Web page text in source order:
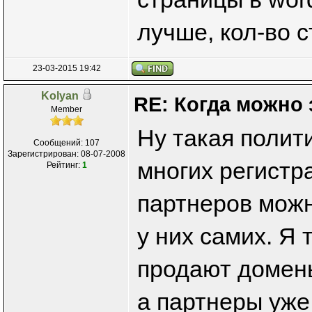
лучше, кол-во
23-03-2015 19:42
Kolyan
Member
Сообщений: 107
Зарегистрирован: 08-07-2008
Рейтинг: 1
RE: Когда можно
Ну такая
многих
партнеров
у них самих. Я
продают
а партнеры